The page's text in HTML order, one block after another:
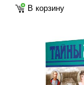
В корзину